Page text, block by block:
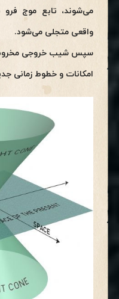
می‌شوند، تابع موج
واقعی متجلی می‌شود.
سپس شیب خروجی مخروط
امکانات و خطوط زمانی